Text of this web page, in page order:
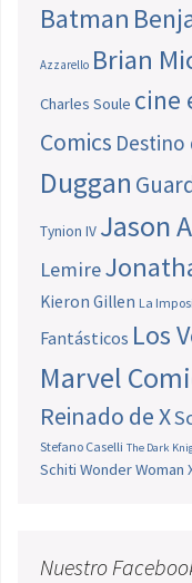
Batman
Azzarello Brian
Charles Soule cine
Comics Destino
Duggan
Tynion IV Jason
Lemire
Kieron Gillen La
Fantásticos Los
Marvel
Reinado de X
Stefano Caselli The Dark
Schiti Wonder Woman
Nuestro